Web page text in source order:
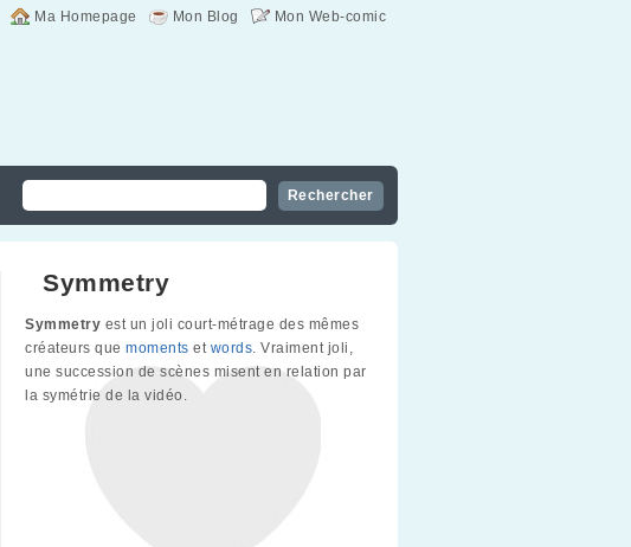
Mon Web-comic
Mon Blog
Ma Homepage
Symmetry
Symmetry est un joli court-métrage des mêmes
créateurs que moments et words. Vraiment joli,
une succession de scènes misent en relation par
la symétrie de la vidéo.